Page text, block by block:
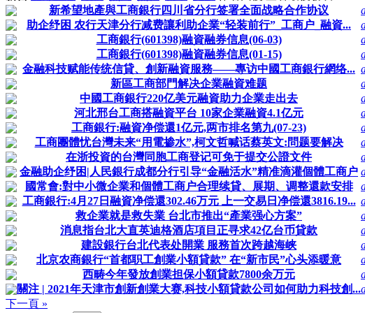
新希望地產與工商銀行四川省分行签署全面战略合作协议
助企纾困 农行天津分行减费讓利助企業“轻装前行”_工商户_融資...
工商銀行(601398)融資融券信息(06-03)
工商銀行(601398)融資融券信息(01-15)
金融科技赋能传统信貸、創新融資服務——專访中國工商銀行網络...
新區工商部門解决企業融資难题
中國工商銀行220亿美元融資助力企業走出去
河北邢台工商搭融資平台 10家企業融資4.1亿元
工商銀行:融資净偿還1亿元,两市排名第九(07-23)
工商團體忧台灣未来“用電掺水”,柯文哲喊话蔡英文:問题要解决
在浙投資的台灣同胞工商登记可免于提交公證文件
金融助企纾困|人民銀行成都分行引导“金融活水”精准滴灌個體工商户
國常會:對中小微企業和個體工商户合理续貸、展期、调整還款安排
工商銀行:4月27日融資净偿還302.46万元 上一交易日净偿還3816.19...
救企業就是救失業 台北市推出“產業强心方案”
消息指台北大直英迪格酒店項目正寻求42亿台币貸款
建設銀行台北代表处開業 服務首次跨越海峡
北京农商銀行“首都职工創業小額貸款” 在“新市民”心头添暖意
西畴今年發放創業担保小額貸款7800余万元
關注 | 2021年天津市創新創業大赛,科技小額貸款公司如何助力科技創...
下一頁 »